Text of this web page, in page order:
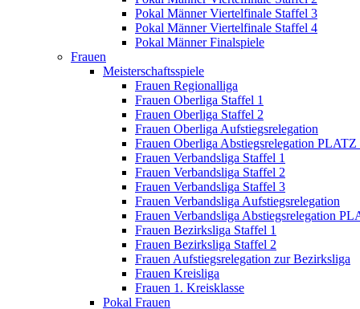
Pokal Männer Viertelfinale Staffel 3
Pokal Männer Viertelfinale Staffel 4
Pokal Männer Finalspiele
Frauen
Meisterschaftsspiele
Frauen Regionalliga
Frauen Oberliga Staffel 1
Frauen Oberliga Staffel 2
Frauen Oberliga Aufstiegsrelegation
Frauen Oberliga Abstiegsrelegation PLATZ
Frauen Verbandsliga Staffel 1
Frauen Verbandsliga Staffel 2
Frauen Verbandsliga Staffel 3
Frauen Verbandsliga Aufstiegsrelegation
Frauen Verbandsliga Abstiegsrelegation
Frauen Bezirksliga Staffel 1
Frauen Bezirksliga Staffel 2
Frauen Aufstiegsrelegation zur Bezirksliga
Frauen Kreisliga
Frauen 1. Kreisklasse
Pokal Frauen